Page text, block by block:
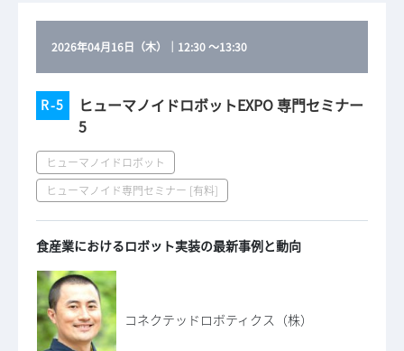
2026年04月16日（木） ｜ 12:30～13:30
R-5
ヒューマノイドロボットEXPO 専門セミナー
5
ヒューマノイドロボット
ヒューマノイド専門セミナー [有料]
食産業におけるロボット実装の最新事例と動向
コネクテッドロボティクス（株）